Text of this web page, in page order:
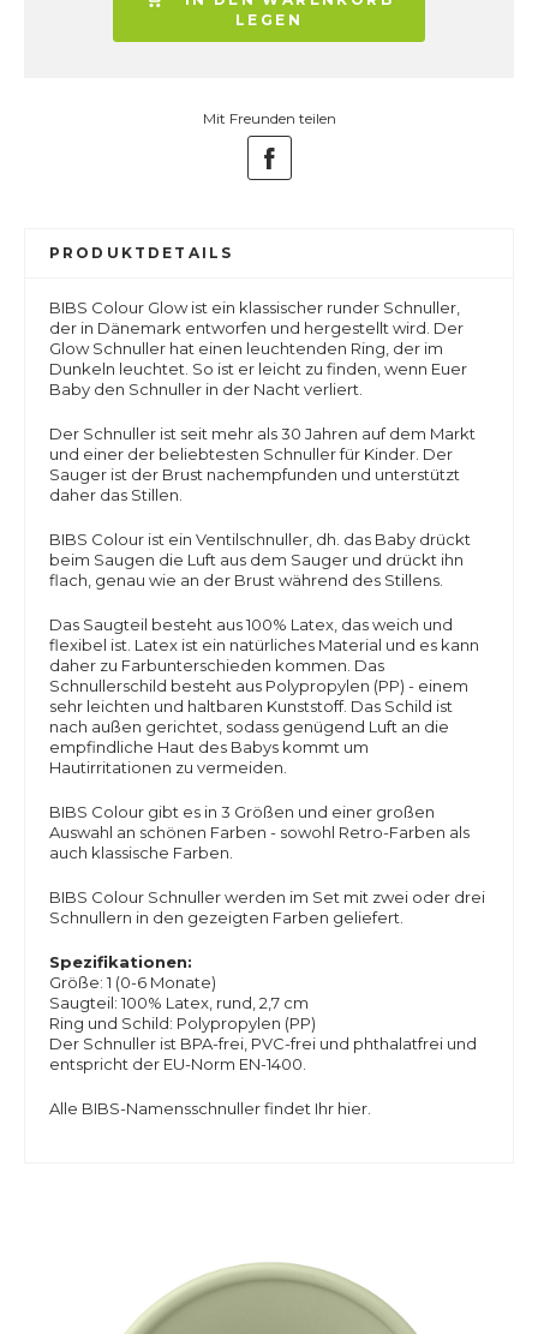
LEGEN
Mit Freunden teilen
PRODUKTDETAILS
BIBS Colour Glow ist ein klassischer runder Schnuller,
der in Dänemark entworfen und hergestellt wird. Der
Glow Schnuller hat einen leuchtenden Ring, der im
Dunkeln leuchtet. So ist er leicht zu finden, wenn Euer
Baby den Schnuller in der Nacht verliert.
Der Schnuller ist seit mehr als 30 Jahren auf dem Markt
und einer der beliebtesten Schnuller für Kinder. Der
Sauger ist der Brust nachempfunden und unterstützt
daher das Stillen.
BIBS Colour ist ein Ventilschnuller, dh. das Baby drückt
beim Saugen die Luft aus dem Sauger und drückt ihn
flach, genau wie an der Brust während des Stillens.
Das Saugteil besteht aus 100% Latex, das weich und
flexibel ist. Latex ist ein natürliches Material und es kann
daher zu Farbunterschieden kommen. Das
Schnullerschild besteht aus Polypropylen (PP) - einem
sehr leichten und haltbaren Kunststoff. Das Schild ist
nach außen gerichtet, sodass genügend Luft an die
empfindliche Haut des Babys kommt um
Hautirritationen zu vermeiden.
BIBS Colour gibt es in 3 Größen und einer großen
Auswahl an schönen Farben - sowohl Retro-Farben als
auch klassische Farben.
BIBS Colour Schnuller werden im Set mit zwei oder drei
Schnullern in den gezeigten Farben geliefert.
Spezifikationen:
Größe: 1 (0-6 Monate)
Saugteil: 100% Latex, rund, 2,7 cm
Ring und Schild: Polypropylen (PP)
Der Schnuller ist BPA-frei, PVC-frei und phthalatfrei und
entspricht der EU-Norm EN-1400.
Alle BIBS-Namensschnuller findet Ihr hier.